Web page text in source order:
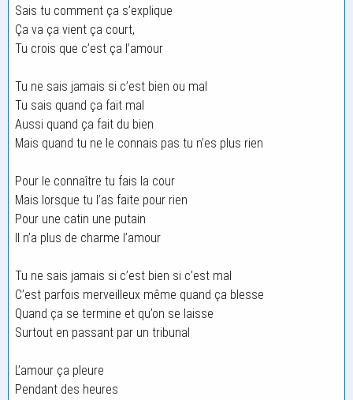
Sais tu comment ça s’explique
Ça va ça vient ça court,
Tu crois que c’est ça l’amour
Tu ne sais jamais si c’est bien ou mal
Tu sais quand ça fait mal
Aussi quand ça fait du bien
Mais quand tu ne le connais pas tu n’es plus rien
Pour le connaître tu fais la cour
Mais lorsque tu l’as faite pour rien
Pour une catin une putain
Il n’a plus de charme l’amour
Tu ne sais jamais si c’est bien si c’est mal
C’est parfois merveilleux même quand ça blesse
Quand ça se termine et qu’on se laisse
Surtout en passant par un tribunal
L’amour ça pleure
Pendant des heures